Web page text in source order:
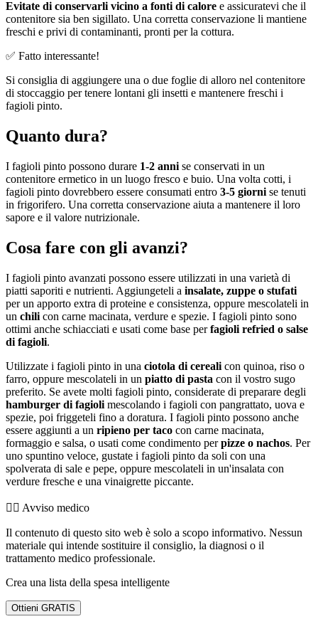
Evitate di conservarli vicino a fonti di calore e assicuratevi che il
contenitore sia ben sigillato. Una corretta conservazione li mantiene
freschi e privi di contaminanti, pronti per la cottura.
✅ Fatto interessante!
Si consiglia di aggiungere una o due foglie di alloro nel contenitore
di stoccaggio per tenere lontani gli insetti e mantenere freschi i
fagioli pinto.
Quanto dura?
I fagioli pinto possono durare 1-2 anni se conservati in un
contenitore ermetico in un luogo fresco e buio. Una volta cotti, i
fagioli pinto dovrebbero essere consumati entro 3-5 giorni se tenuti
in frigorifero. Una corretta conservazione aiuta a mantenere il loro
sapore e il valore nutrizionale.
Cosa fare con gli avanzi?
I fagioli pinto avanzati possono essere utilizzati in una varietà di
piatti saporiti e nutrienti. Aggiungeteli a insalate, zuppe o stufati
per un apporto extra di proteine e consistenza, oppure mescolateli in
un chili con carne macinata, verdure e spezie. I fagioli pinto sono
ottimi anche schiacciati e usati come base perfagioli refried o salse
di fagioli.
Utilizzate i fagioli pinto in una ciotola di cereali con quinoa, riso o
farro, oppure mescolateli in un piatto di pasta con il vostro sugo
preferito. Se avete molti fagioli pinto, considerate di preparare degli
hamburger di fagioli mescolando i fagioli con pangrattato, uova e
spezie, poi friggeteli fino a doratura. I fagioli pinto possono anche
essere aggiunti a un ripieno per taco con carne macinata,
formaggio e salsa, o usati come condimento perpizze o nachos. Per
uno spuntino veloce, gustate i fagioli pinto da soli con una
spolverata di sale e pepe, oppure mescolateli in un'insalata con
verdure fresche e una vinaigrette piccante.
👨‍⚕️️ Avviso medico
Il contenuto di questo sito web è solo a scopo informativo. Nessun
materiale qui intende sostituire il consiglio, la diagnosi o il
trattamento medico professionale.
Crea una lista della spesa intelligente
Ottieni GRATIS